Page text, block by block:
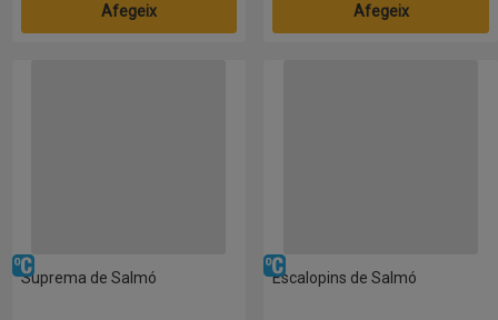
Afegeix Afegeix
Refrigerat
Suprema de Salmó Refrigerat
Escalopins de Salmó